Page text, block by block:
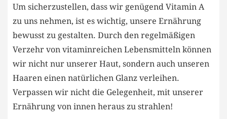
Um sicherzustellen, dass wir genügend Vitamin A
zu uns nehmen, ist es wichtig, unsere Ernährung
bewusst zu gestalten. Durch den regelmäßigen
Verzehr von vitaminreichen Lebensmitteln können
wir nicht nur unserer Haut, sondern auch unseren
Haaren einen natürlichen Glanz verleihen.
Verpassen wir nicht die Gelegenheit, mit unserer
Ernährung von innen heraus zu strahlen!